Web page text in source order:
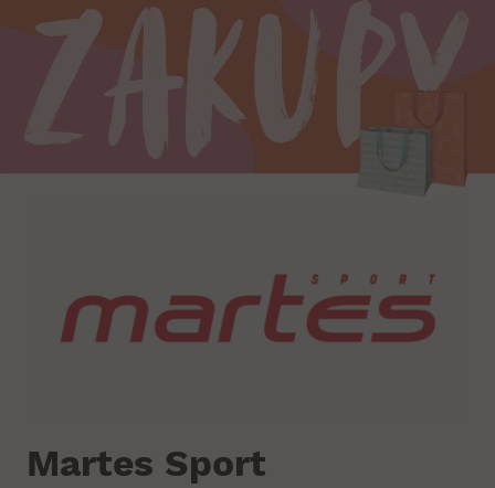
Zakupy
Martes Sport